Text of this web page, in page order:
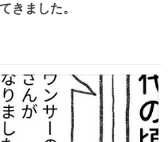
きました。